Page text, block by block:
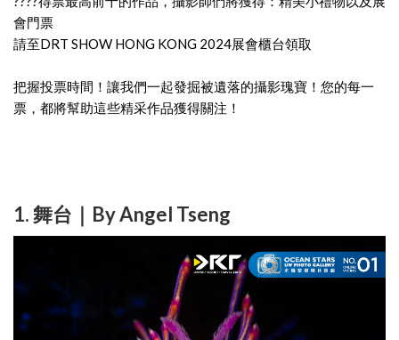
會門票
請至DRT SHOW HONG KONG 2024展會櫃台領取
把握投票時間！讓我們一起發掘被遺落的攝影瑰寶！您的每一
票，都將幫助這些精采作品獲得關注！
1. 舞台｜By Angel Tseng